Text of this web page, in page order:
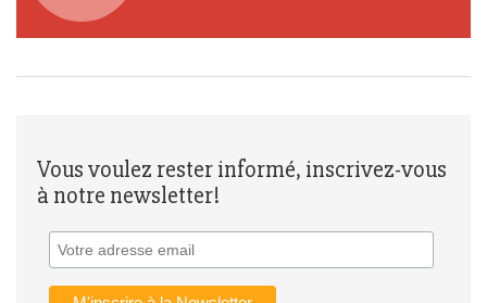
Vous voulez rester informé, inscrivez-vous
à notre newsletter!